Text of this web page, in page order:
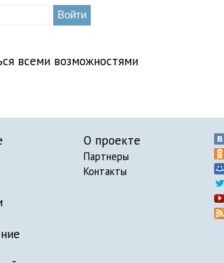
всеми возможностями
О проекте
Партнеры
Контакты